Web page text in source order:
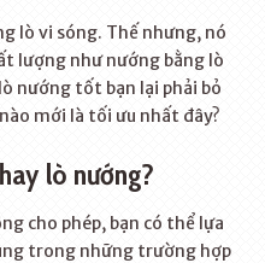
lò vi sóng. Thế nhưng, nó
lượng như nướng bằng lò
nướng tốt bạn lại phải bỏ
mới là tối ưu nhất đây?
lò nướng?
cho phép, bạn có thể lựa
trong những trường hợp